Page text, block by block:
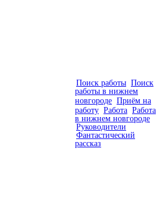
Поиск работы Поиск
работы в нижнем
новгороде Приём на
работу Работа Работа
в нижнем новгороде
Руководители
Фантастический
рассказ